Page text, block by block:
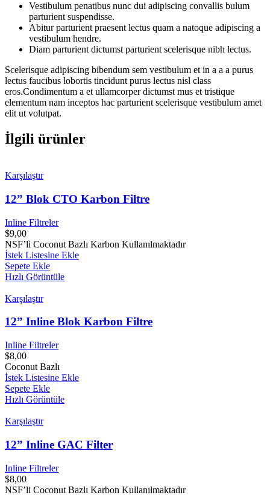
Vestibulum penatibus nunc dui adipiscing convallis bulum
parturient suspendisse.
Abitur parturient praesent lectus quam a natoque adipiscing a
vestibulum hendre.
Diam parturient dictumst parturient scelerisque nibh lectus.
Scelerisque adipiscing bibendum sem vestibulum et in a a a purus
lectus faucibus lobortis tincidunt purus lectus nisl class
eros.Condimentum a et ullamcorper dictumst mus et tristique
elementum nam inceptos hac parturient scelerisque vestibulum amet
elit ut volutpat.
İlgili ürünler
Karşılaştır
12” Blok CTO Karbon Filtre
Inline Filtreler
$9,00
NSF’li Coconut Bazlı Karbon Kullanılmaktadır
İstek Listesine Ekle
Sepete Ekle
Hızlı Görüntüle
Karşılaştır
12” Inline Blok Karbon Filtre
Inline Filtreler
$8,00
Coconut Bazlı
İstek Listesine Ekle
Sepete Ekle
Hızlı Görüntüle
Karşılaştır
12” Inline GAC Filter
Inline Filtreler
$8,00
NSF’li Coconut Bazlı Karbon Kullanılmaktadır